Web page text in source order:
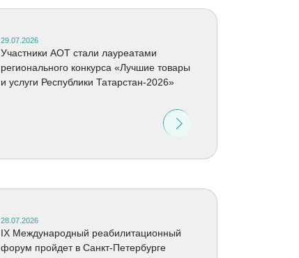
29.07.2026
Участники АОТ стали лауреатами
регионального конкурса «Лучшие товары
и услуги Республики Татарстан-2026»
28.07.2026
IX Международный реабилитационный
форум пройдет в Санкт-Петербурге